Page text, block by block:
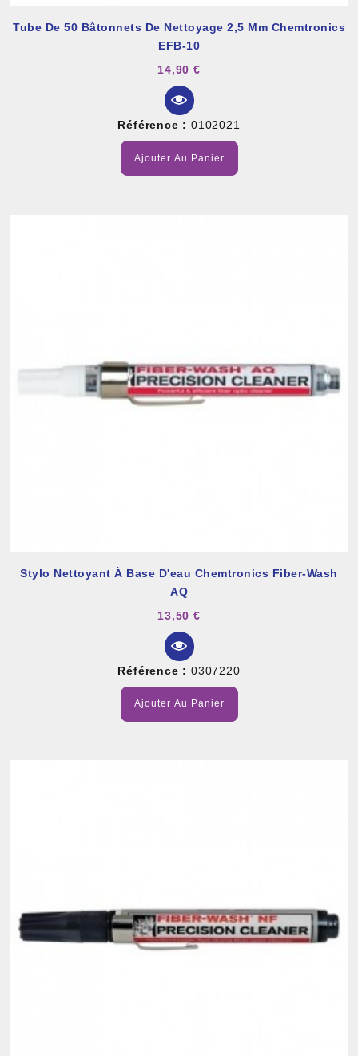
Tube De 50 Bâtonnets De Nettoyage 2,5 Mm Chemtronics
EFB-10
14,90 €
Référence : 0102021
Ajouter Au Panier
Stylo Nettoyant À Base D'eau Chemtronics Fiber-Wash
AQ
13,50 €
Référence : 0307220
Ajouter Au Panier